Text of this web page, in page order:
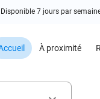
Disponible 7 jours par
À proximité